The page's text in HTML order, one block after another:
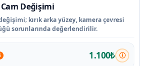
Değişimi
kırık arka yüzey, kamera çevresi
sorunlarında değerlendirilir.
1.100₺